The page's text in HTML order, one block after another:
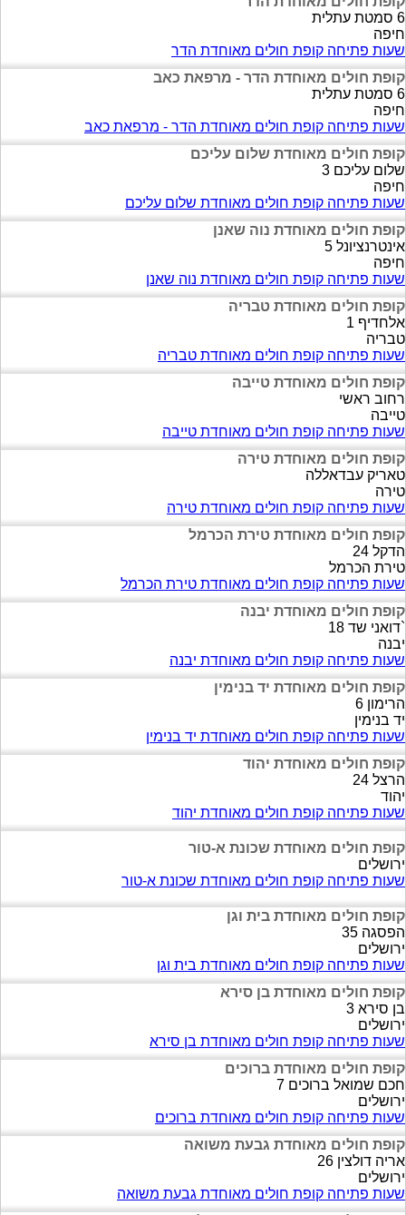
6 סמטת עתלית
חיפה
שעות פתיחה קופת חולים מאוחדת הדר
קופת חולים מאוחדת הדר - מרפאת כאב
6 סמטת עתלית
חיפה
שעות פתיחה קופת חולים מאוחדת הדר - מרפאת כאב
קופת חולים מאוחדת שלום עליכם
שלום עליכם 3
חיפה
שעות פתיחה קופת חולים מאוחדת שלום עליכם
קופת חולים מאוחדת נוה שאנן
אינטרנציונל 5
חיפה
שעות פתיחה קופת חולים מאוחדת נוה שאנן
קופת חולים מאוחדת טבריה
אלחדיף 1
טבריה
שעות פתיחה קופת חולים מאוחדת טבריה
קופת חולים מאוחדת טייבה
רחוב ראשי
טייבה
שעות פתיחה קופת חולים מאוחדת טייבה
קופת חולים מאוחדת טירה
טאריק עבדאללה
טירה
שעות פתיחה קופת חולים מאוחדת טירה
קופת חולים מאוחדת טירת הכרמל
הדקל 24
טירת הכרמל
שעות פתיחה קופת חולים מאוחדת טירת הכרמל
קופת חולים מאוחדת יבנה
`דואני שד 18
יבנה
שעות פתיחה קופת חולים מאוחדת יבנה
קופת חולים מאוחדת יד בנימין
הרימון 6
יד בנימין
שעות פתיחה קופת חולים מאוחדת יד בנימין
קופת חולים מאוחדת יהוד
הרצל 24
יהוד
שעות פתיחה קופת חולים מאוחדת יהוד
קופת חולים מאוחדת שכונת א-טור
ירושלים
שעות פתיחה קופת חולים מאוחדת שכונת א-טור
קופת חולים מאוחדת בית וגן
הפסגה 35
ירושלים
שעות פתיחה קופת חולים מאוחדת בית וגן
קופת חולים מאוחדת בן סירא
בן סירא 3
ירושלים
שעות פתיחה קופת חולים מאוחדת בן סירא
קופת חולים מאוחדת ברוכים
חכם שמואל ברוכים 7
ירושלים
שעות פתיחה קופת חולים מאוחדת ברוכים
קופת חולים מאוחדת גבעת משואה
אריה דולצין 26
ירושלים
שעות פתיחה קופת חולים מאוחדת גבעת משואה